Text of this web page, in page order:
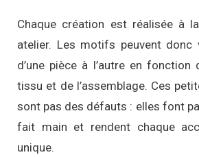
Chaque création est réalisée à
atelier. Les motifs peuvent donc
d’une pièce à l’autre en fonction
tissu et de l’assemblage. Ces
sont pas des défauts : elles font
fait main et rendent chaque
unique.